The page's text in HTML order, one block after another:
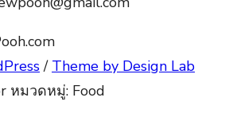
/ Theme by Design Lab
หมวดหมู่: Food